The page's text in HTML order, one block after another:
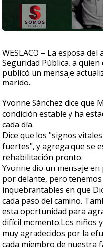
WESLACO – La esposa
Seguridad Pública, a
publicó un mensaje
marido.
Yvonne Sánchez dice que
condición estable y ha
cada día.
Dice que los "signos
fuertes", y agrega que se
rehabilitación pronto.
Yvonne dio un mensaje
por delante, pero
inquebrantables en que
cada paso del camino.
esta oportunidad para
difícil momento.Los niños
muy agradecidos por la
cada miembro de nuestra